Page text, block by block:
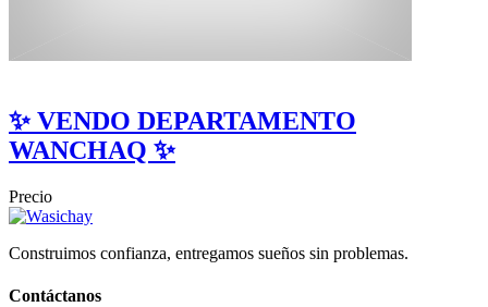
✨ VENDO DEPARTAMENTO
WANCHAQ ✨
Precio
Construimos confianza, entregamos sueños sin problemas.
Contáctanos